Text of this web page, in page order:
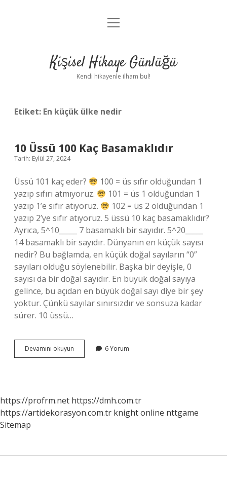
Anasayfa
Yasal Uyarı
menüyü
Kişisel Hikaye Günlüğü
Kendi hikayenle ilham bul!
Etiket: En küçük ülke nedir
10 Üssü 100 Kaç Basamaklıdır
Tarih: Eylül 27, 2024
Üssü 101 kaç eder?
100 = üs sıfır olduğundan 1
yazıp sıfırı atmıyoruz.
101 = üs 1 olduğundan 1
yazıp 1’e sıfır atıyoruz.
102 = üs 2 olduğundan 1
yazıp 2’ye sıfır atıyoruz. 5 üssü 10 kaç basamaklıdır?
Ayrıca, 5^10_____ 7 basamaklı bir sayıdır. 5^20_____
14 basamaklı bir sayıdır. Dünyanın en küçük sayısı
nedir? Bu bağlamda, en küçük doğal sayıların “0”
sayıları olduğu söylenebilir. Başka bir deyişle, 0
sayısı da bir doğal sayıdır. En büyük doğal sayıya
gelince, bu açıdan en büyük doğal sayı diye bir şey
yoktur. Çünkü sayılar sınırsızdır ve sonsuza kadar
sürer. 10 üssü…
Devamını okuyun
Üssü
6 Yorum
https://profrm.net https://dmh.com.tr
https://artidekorasyon.com.tr knight online nttgame
Sitemap